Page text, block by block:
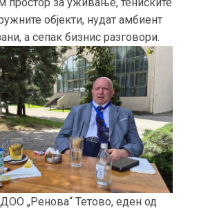
објекти, нудат амбиент
а сепак бизнис разговори.
„Ренова“ Тетово, еден од